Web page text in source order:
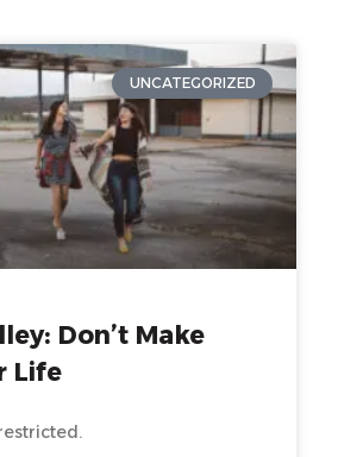
UNCATEGORIZED
Don’t Make
Life